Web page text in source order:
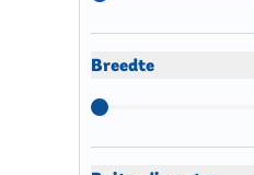
Breedte